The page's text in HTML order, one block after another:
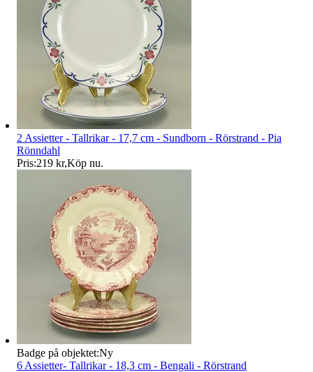
2 Assietter - Tallrikar - 17,7 cm - Sundborn - Rörstrand - Pia
Rönndahl
Pris:219 kr,Köp nu.
Badge på objektet:Ny
6 Assietter- Tallrikar - 18,3 cm - Bengali - Rörstrand